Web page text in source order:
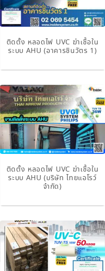
ติดตั้ง หลอดไฟ UVC ฆ่าเชื้อใน
ระบบ AHU (อาคารชินวัตร 1)
ติดตั้ง หลอดไฟ UVC ฆ่าเชื้อใน
ระบบ AHU (บริษัท ไทยแอโรว์
จำกัด)